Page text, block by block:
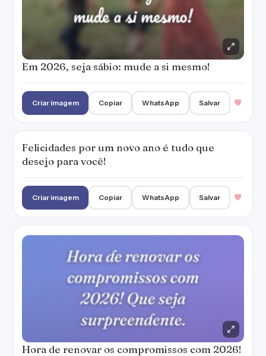
Em 2026, seja sábio: mude a si mesmo!
Criar imagem Copiar WhatsApp Salvar
Felicidades por um novo ano é tudo que
desejo para você!
Criar imagem Copiar WhatsApp Salvar
Hora de renovar os compromissos com 2026!